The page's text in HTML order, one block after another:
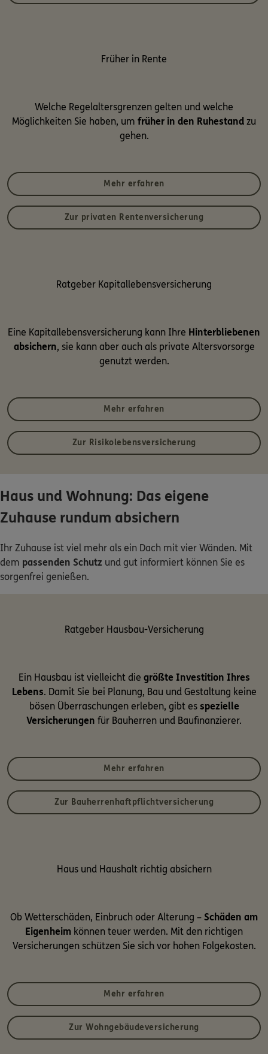
Früher in Rente
Welche Regelaltersgrenzen gelten und welche
Möglichkeiten Sie haben, um früher in den Ruhestand zu
gehen.
Mehr erfahren
Zur privaten Rentenversicherung
Ratgeber Kapitallebensversicherung
Eine Kapitallebensversicherung kann Ihre Hinterbliebenen
absichern, sie kann aber auch als private Altersvorsorge
genutzt werden.
Mehr erfahren
Zur Risikolebensversicherung
Haus und Wohnung: Das eigene
Zuhause rundum absichern
Ihr Zuhause ist viel mehr als ein Dach mit vier Wänden. Mit
dem passenden Schutz und gut informiert können Sie es
sorgenfrei genießen.
Ratgeber Hausbau-Versicherung
Ein Hausbau ist vielleicht die größte Investition Ihres
Lebens. Damit Sie bei Planung, Bau und Gestaltung keine
bösen Überraschungen erleben, gibt es spezielle
Versicherungen für Bauherren und Baufinanzierer.
Mehr erfahren
Zur Bauherrenhaftpflichtversicherung
Haus und Haushalt richtig absichern
Ob Wetterschäden, Einbruch oder Alterung – Schäden am
Eigenheim können teuer werden. Mit den richtigen
Versicherungen schützen Sie sich vor hohen Folgekosten.
Mehr erfahren
Zur Wohngebäudeversicherung